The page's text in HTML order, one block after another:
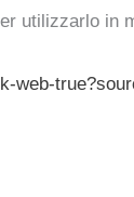
utilizzarlo in
web-